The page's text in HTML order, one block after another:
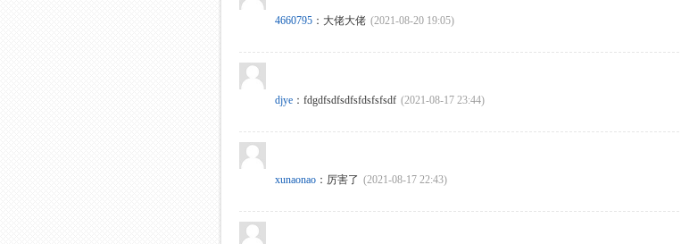
4660795 ： 大佬大佬 (2021-08-20 19:05)
djye ： fdgdfsdfsdfsfdsfsfsdf (2021-08-17 23:44)
xunaonao ： 厉害了 (2021-08-17 22:43)